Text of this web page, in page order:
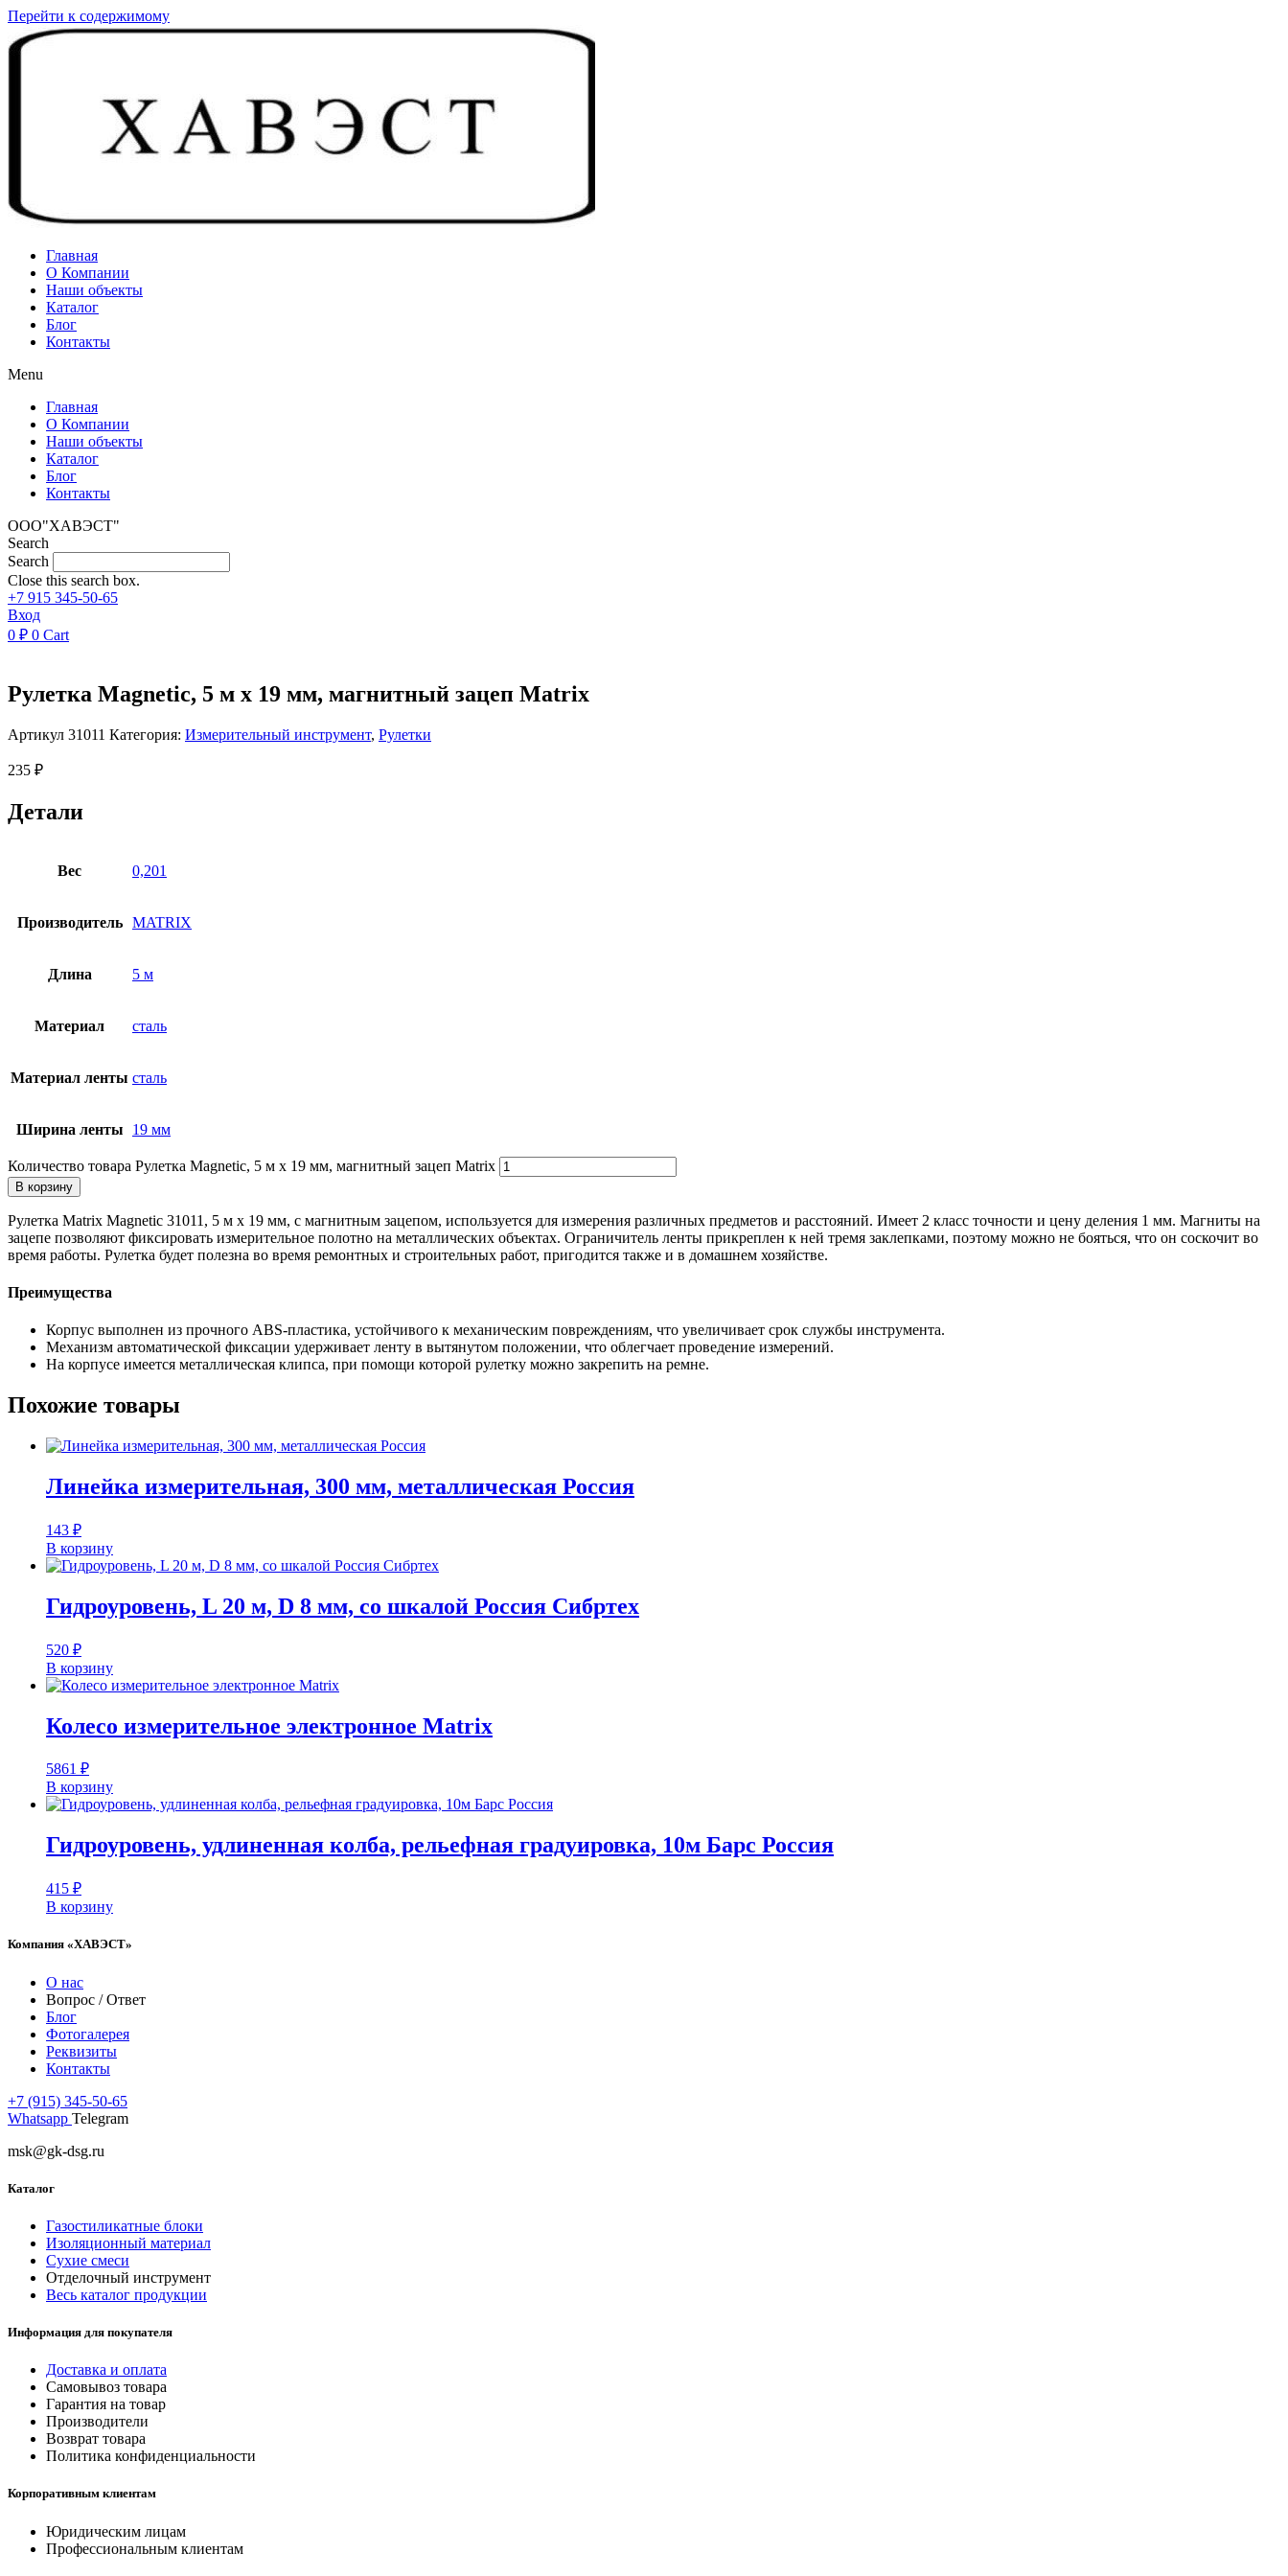
Перейти к содержимому
Главная
О Компании
Наши объекты
Каталог
Блог
Контакты
Menu
Главная
О Компании
Наши объекты
Каталог
Блог
Контакты
ООО"ХАВЭСТ"
Search
Search
Close this search box.
+7 915 345-50-65
Вход
0 ₽ 0 Cart
Рулетка Magnetic, 5 м х 19 мм, магнитный зацеп Matrix
Артикул 31011 Категория: Измерительный инструмент, Рулетки
235 ₽
Детали
Вес 0,201
Производитель MATRIX
Длина 5 м
Материал сталь
Материал ленты сталь
Ширина ленты 19 мм
Количество товара Рулетка Magnetic, 5 м х 19 мм, магнитный зацеп Matrix
В корзину
Рулетка Matrix Magnetic 31011, 5 м х 19 мм, с магнитным зацепом, используется для измерения различных предметов и расстояний. Имеет 2 класс точности и цену деления 1 мм. Магниты на
зацепе позволяют фиксировать измерительное полотно на металлических объектах. Ограничитель ленты прикреплен к ней тремя заклепками, поэтому можно не бояться, что он соскочит во
время работы. Рулетка будет полезна во время ремонтных и строительных работ, пригодится также и в домашнем хозяйстве.
Преимущества
Корпус выполнен из прочного ABS-пластика, устойчивого к механическим повреждениям, что увеличивает срок службы инструмента.
Механизм автоматической фиксации удерживает ленту в вытянутом положении, что облегчает проведение измерений.
На корпусе имеется металлическая клипса, при помощи которой рулетку можно закрепить на ремне.
Похожие товары
Линейка измерительная, 300 мм, металлическая Россия
143 ₽
В корзину
Гидроуровень, L 20 м, D 8 мм, со шкалой Россия Сибртех
520 ₽
В корзину
Колесо измерительное электронное Matrix
5861 ₽
В корзину
Гидроуровень, удлиненная колба, рельефная градуировка, 10м Барс Россия
415 ₽
В корзину
Компания «ХАВЭСТ»
О нас
Вопрос / Ответ
Блог
Фотогалерея
Реквизиты
Контакты
+7 (915) 345-50-65
Whatsapp Telegram
msk@gk-dsg.ru
Каталог
Газостиликатные блоки
Изоляционный материал
Сухие смеси
Отделочный инструмент
Весь каталог продукции
Информация для покупателя
Доставка и оплата
Самовывоз товара
Гарантия на товар
Производители
Возврат товара
Политика конфиденциальности
Корпоративным клиентам
Юридическим лицам
Профессиональным клиентам